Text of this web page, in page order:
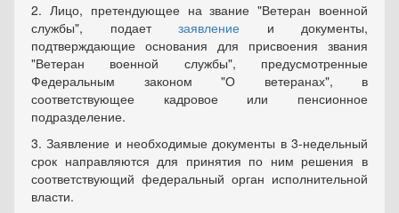
2. Лицо, претендующее на звание "Ветеран военной
службы", подает заявление и документы,
подтверждающие основания для присвоения звания
"Ветеран военной службы", предусмотренные
Федеральным законом "О ветеранах", в
соответствующее кадровое или пенсионное
подразделение.
3. Заявление и необходимые документы в 3-недельный
срок направляются для принятия по ним решения в
соответствующий федеральный орган исполнительной
власти.